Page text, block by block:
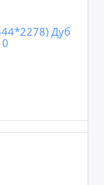
Дуб